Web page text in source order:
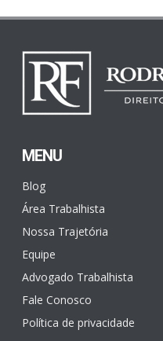
MENU
Blog
Área Trabalhista
Nossa Trajetória
Equipe
Advogado Trabalhista
Fale Conosco
Política de privacidade